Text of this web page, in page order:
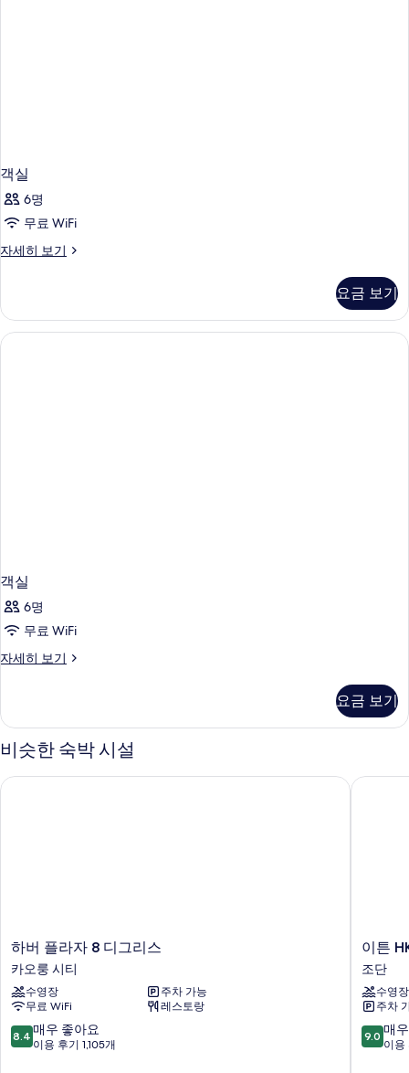
객실
6명
무료 WiFi
자세히 보기
객
히
보
기
요금 보기
객실
6명
무료 WiFi
자세히 보기
객
히
보
기
요금 보기
비슷한 숙박 시설
하
버
플
라
자
8
디
하버 플라자 8 디그리스
카오룽 시티
수영장
주차 가능
무료 WiFi
레스토랑
10
점
8.4 매우 좋아요
이용 후기 1,105개
하버 플라자 8 디그리스
이
HK
조
단
이튼
조단
수영장
주차
10
점
9.0 매
이용
이튼 HK